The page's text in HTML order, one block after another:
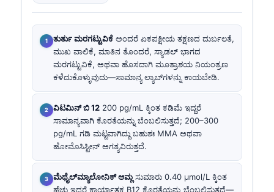
ತುರ್ತು ಮರಗಟ್ಟುವಿಕೆ ಅಂದರೆ ಏಕಪಕ್ಷೀಯ ತಕ್ಷಣದ ದುರ್ಬಲತೆ,
ಮುಖ ವಾಲಿಕೆ, ಮಾತಿನ ತೊಂದರೆ, ಸ್ಯಾಡಲ್ ಭಾಗದ
ಮರಗಟ್ಟುವಿಕೆ, ಅಥವಾ ಹೊಸದಾಗಿ ಮೂತ್ರಾಶಯ ನಿಯಂತ್ರಣ
ಕಳೆದುಕೊಳ್ಳುವುದು—ಸಾಮಾನ್ಯ ಲ್ಯಾಬ್‌ಗಳನ್ನು ಕಾಯಬೇಡಿ.
ವಿಟಮಿನ್ ಬಿ 12 200 pg/mL ಕ್ಕಿಂತ ಕಡಿಮೆ ಇದ್ದರೆ
ಸಾಮಾನ್ಯವಾಗಿ ಕೊರತೆಯನ್ನು ಬೆಂಬಲಿಸುತ್ತದೆ; 200–300
pg/mL ಗಡಿ ಮಟ್ಟವಾಗಿದ್ದು ಬಹುಶಃ MMA ಅಥವಾ
ಹೋಮೊಸಿಸ್ಟೀನ್ ಅಗತ್ಯವಿರುತ್ತದೆ.
ಮೆಥೈಲ್‌ಮ್ಯಾಲೋನಿಕ್ ಆಮ್ಲ ಸುಮಾರು 0.40 µmol/L ಕ್ಕಿಂತ
ಹೆಚ್ಚು ಇದ್ದರೆ ಕಾರ್ಯಾತ್ಮಕ B12 ಕೊರತೆಯನ್ನು ಬೆಂಬಲಿಸುತ್ತದೆ—